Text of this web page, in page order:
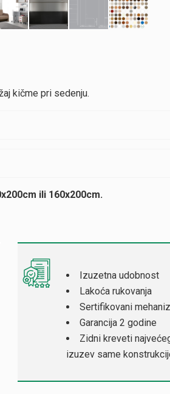
kičme pri sedenju.
ili 160x200cm.
Izuzetna udobnost
Lakoća rukovanja
Sertifikovani
Garancija 2 godine
Zidni kreveti
izuzev same